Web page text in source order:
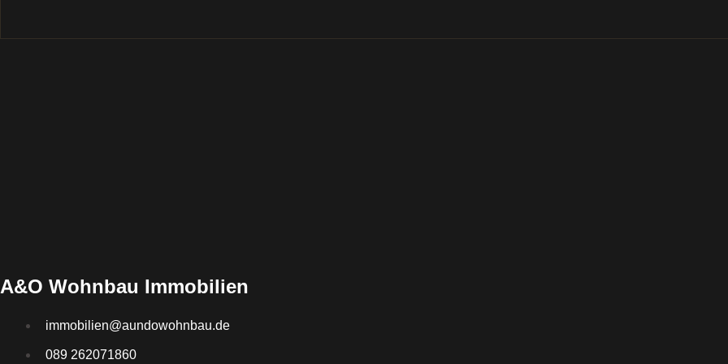
A&O Wohnbau Immobilien
immobilien@aundowohnbau.de
089 262071860